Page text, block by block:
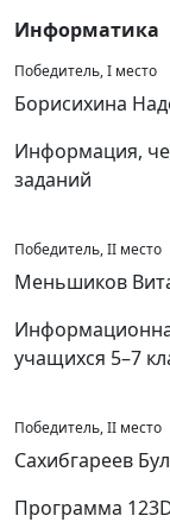
Информатика
Победитель, I место
Борисихина
Информация,
заданий
Победитель, II место
Меньшиков
учащихся 5–7
Победитель, II место
Сахибгареев
Программа